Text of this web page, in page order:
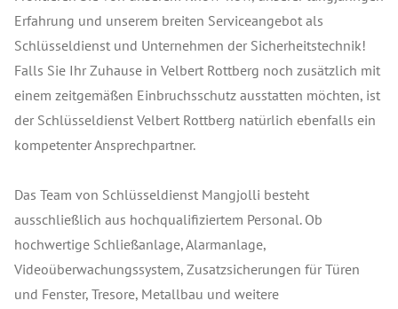
Erfahrung und unserem breiten Serviceangebot als
Schlüsseldienst und Unternehmen der Sicherheitstechnik!
Falls Sie Ihr Zuhause in Velbert Rottberg noch zusätzlich mit
einem zeitgemäßen Einbruchsschutz ausstatten möchten, ist
der Schlüsseldienst Velbert Rottberg natürlich ebenfalls ein
kompetenter Ansprechpartner.
Das Team von Schlüsseldienst Mangjolli besteht
ausschließlich aus hochqualifiziertem Personal. Ob
hochwertige Schließanlage, Alarmanlage,
Videoüberwachungssystem, Zusatzsicherungen für Türen
und Fenster, Tresore, Metallbau und weitere